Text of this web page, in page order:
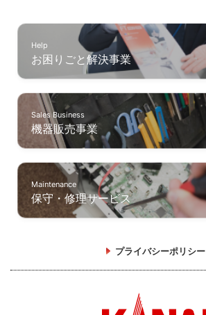
Help
お困りごと解決事業
Sales Business
機器販売事業
Maintenance
保守・修理サービス
プライバシーポリシー